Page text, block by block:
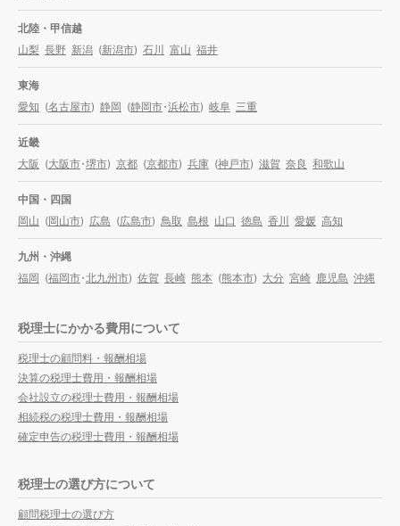
北陸・甲信越
山梨 長野 新潟 (新潟市) 石川 富山 福井
東海
愛知 (名古屋市) 静岡 (静岡市・浜松市) 岐阜 三重
近畿
大阪 (大阪市・堺市) 京都 (京都市) 兵庫 (神戸市) 滋賀 奈良 和歌山
中国・四国
岡山 (岡山市) 広島 (広島市) 鳥取 島根 山口 徳島 香川 愛媛 高知
九州・沖縄
福岡 (福岡市・北九州市) 佐賀 長崎 熊本 (熊本市) 大分 宮崎 鹿児島 沖縄
税理士にかかる費用について
税理士の顧問料・報酬相場
決算の税理士費用・報酬相場
会社設立の税理士費用・報酬相場
相続税の税理士費用・報酬相場
確定申告の税理士費用・報酬相場
税理士の選び方について
顧問税理士の選び方